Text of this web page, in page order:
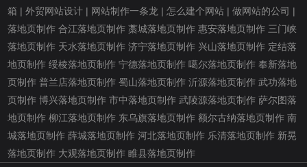
箱 |外贸网站设计 | 网站制作一条龙 |怎么建个网站 |做网站的公司 |
落地页制作 合江落地页制作 藁城落地页制作 惠安落地页制作 三门峡
落地页制作 天水落地页制作 济宁落地页制作 兴山落地页制作 定结落
地页制作 绥棱落地页制作 宁德落地页制作 噶尔落地页制作 奉新落地
页制作 普兰店落地页制作 蜀山落地页制作 沂源落地页制作 武功落地
页制作 博兴落地页制作 市中落地页制作 武陵源落地页制作 萨尔图落
地页制作 柳江落地页制作 东乌旗落地页制作 额尔古纳落地页制作 南
城落地页制作 薛城落地页制作 河北落地页制作 乐清落地页制作 新晃
落地页制作 大观落地页制作 睢县落地页制作